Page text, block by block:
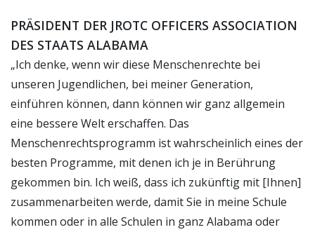
PRÄSIDENT DER JROTC OFFICERS ASSOCIATION
DES STAATS ALABAMA
„Ich denke, wenn wir diese Menschenrechte bei
unseren Jugendlichen, bei meiner Generation,
einführen können, dann können wir ganz allgemein
eine bessere Welt erschaffen. Das
Menschenrechtsprogramm ist wahrscheinlich eines der
besten Programme, mit denen ich je in Berührung
gekommen bin. Ich weiß, dass ich zukünftig mit [Ihnen]
zusammenarbeiten werde, damit Sie in meine Schule
kommen oder in alle Schulen in ganz Alabama oder